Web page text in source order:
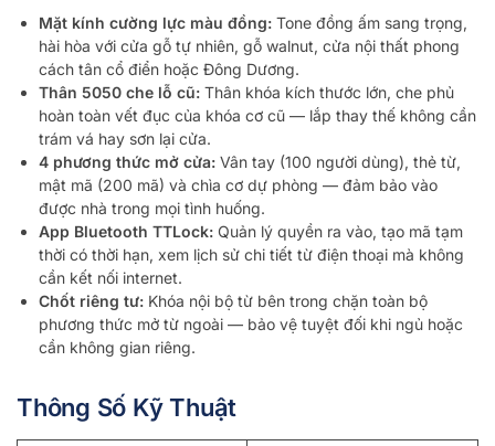
Mặt kính cường lực màu đồng: Tone đồng ấm sang trọng,
hài hòa với cửa gỗ tự nhiên, gỗ walnut, cửa nội thất phong
cách tân cổ điển hoặc Đông Dương.
Thân 5050 che lỗ cũ: Thân khóa kích thước lớn, che phủ
hoàn toàn vết đục của khóa cơ cũ — lắp thay thế không cần
trám vá hay sơn lại cửa.
4 phương thức mở cửa: Vân tay (100 người dùng), thẻ từ,
mật mã (200 mã) và chìa cơ dự phòng — đảm bảo vào
được nhà trong mọi tình huống.
App Bluetooth TTLock: Quản lý quyền ra vào, tạo mã tạm
thời có thời hạn, xem lịch sử chi tiết từ điện thoại mà không
cần kết nối internet.
Chốt riêng tư: Khóa nội bộ từ bên trong chặn toàn bộ
phương thức mở từ ngoài — bảo vệ tuyệt đối khi ngủ hoặc
cần không gian riêng.
Thông Số Kỹ Thuật